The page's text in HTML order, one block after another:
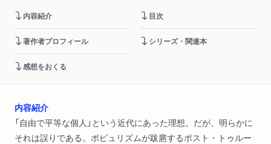
内容紹介 目次
著作者プロフィール シリーズ・関連本
感想をおくる
内容紹介
「自由で平等な個人」という近代にあった理想。だが、明らかに
それは誤りである。ポピュリズムが跋扈するポスト・トゥルー